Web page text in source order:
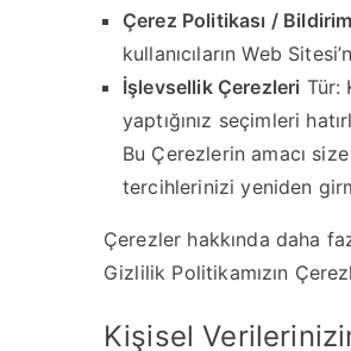
Çerez Politikası /
kullanıcıların Web
İşlevsellik Çerezleri Tür:
yaptığınız seçimleri
Bu Çerezlerin amacı
tercihlerinizi yeniden
Çerezler hakkında daha
Gizlilik Politikamızın
Kişisel